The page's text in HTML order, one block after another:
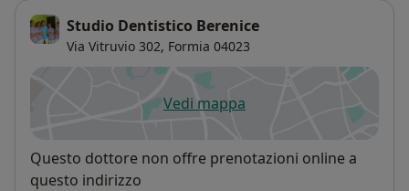
Studio Dentistico Berenice
Via Vitruvio 302, Formia 04023
Vedi mappasi apre in una nuova scheda
Disponibilità
Questo dottore non offre prenotazioni online a
questo indirizzo